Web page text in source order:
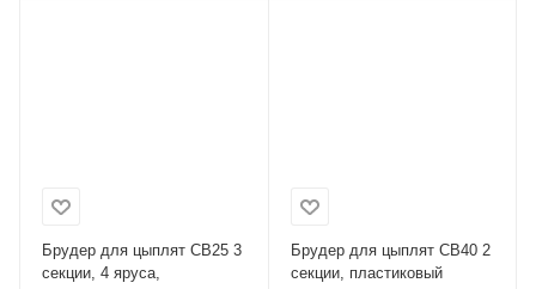
Брудер для цыплят CB25 3
секции, 4 яруса,
Брудер для цыплят CB40 2
секции, пластиковый